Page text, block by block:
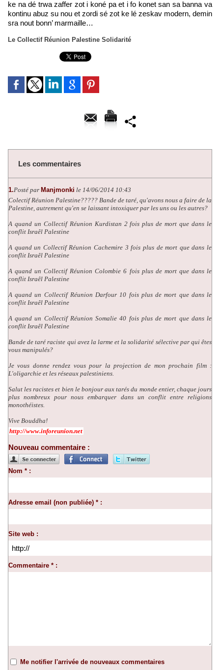
ke na dé trwa zaffer zot i koné pa et i fo konet san sa banna va
kontinu abuz su nou et zordi sé zot ke lé zeskav modern, demin
sra nout bonn’ marmaille…
Le Collectif Réunion Palestine Solidarité
Les commentaires
1.Posté par Manjmonki le 14/06/2014 10:43
Colectif Réunion Palestine????? Bande de taré, qu'avons nous a faire de la
Palestine, autrement qu'en se laissant intoxiquer par les uns ou les autres?
A quand un Collectif Réunion Kurdistan 2 fois plus de mort que dans le
conflit Israêl Palestine
A quand un Collectif Réunion Cachemire 3 fois plus de mort que dans le
conflit Israêl Palestine
A quand un Collectif Réunion Colombie 6 fois plus de mort que dans le
conflit Israêl Palestine
A quand un Collectif Réunion Darfour 10 fois plus de mort que dans le
conflit Israêl Palestine
A quand un Collectif Réunion Somalie 40 fois plus de mort que dans le
conflit Israêl Palestine
Bande de taré raciste qui avez la larme et la solidarité sélective par qui êtes
vous manipulés?
Je vous donne rendez vous pour la projection de mon prochain film :
L'oligarchie et les réseaux palestiniens.
Salut les racistes et bien le bonjour aux tarés du monde entier, chaque jours
plus nombreux pour nous embarquer dans un conflit entre religions
monothéistes.
Vive Bouddha!
http://www.inforeunion.net
Nouveau commentaire :
Nom * :
Adresse email (non publiée) * :
Site web :
Commentaire * :
Me notifier l'arrivée de nouveaux commentaires